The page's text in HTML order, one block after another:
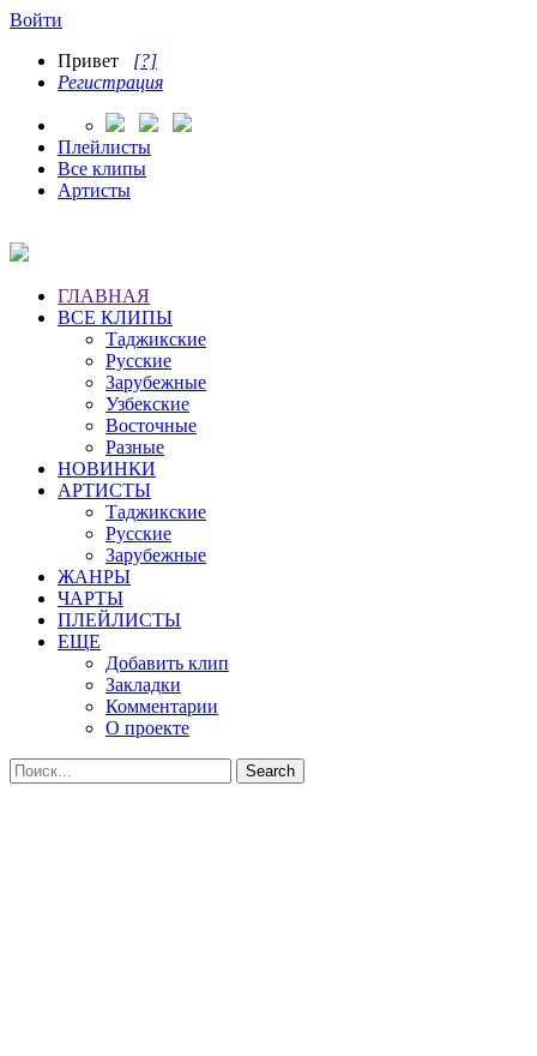
Войти
Привет [?]
Регистрация
Плейлисты
Все клипы
Артисты
ГЛАВНАЯ
ВСЕ КЛИПЫ
Таджикские
Русские
Зарубежные
Узбекские
Восточные
Разные
НОВИНКИ
АРТИСТЫ
Таджикские
Русские
Зарубежные
ЖАНРЫ
ЧАРТЫ
ПЛЕЙЛИСТЫ
ЕЩЕ
Добавить клип
Закладки
Комментарии
О проекте